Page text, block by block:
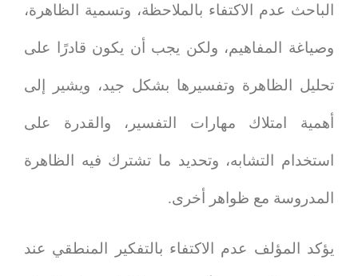
الباحث عدم الاكتفاء بالملاحظة، وتسمية الظاهرة،
وصياغة المفاهيم، ولكن يجب أن يكون قادرًا على
تحليل الظاهرة وتفسيرها بشكل جيد، ويشير إلى
أهمية امتلاك مهارات التفسير، والقدرة على
استخدام التشابه، وتحديد ما تشترك فيه الظاهرة
المدروسة مع ظواهر أخرى.
يؤكد المؤلف عدم الاكتفاء بالتفكير المنطقي عند